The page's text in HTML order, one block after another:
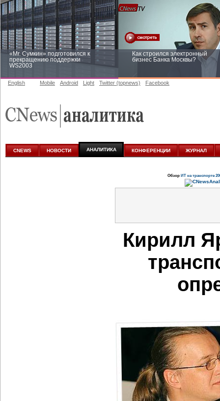
«Mr. Сумкин» подготовился к
прекращению поддержки
WS2003
Как строился электронный
бизнес Банка Москвы?
аналитике
English Mobile Android Light Twitter (topnews) Facebook
CNEWS НОВОСТИ АНАЛИТИКА КОНФЕРЕНЦИИ ЖУРНАЛ
Обзор ИТ на транспорте
Кирилл